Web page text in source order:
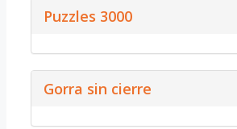
Puzzles 3000
Gorra sin cierre